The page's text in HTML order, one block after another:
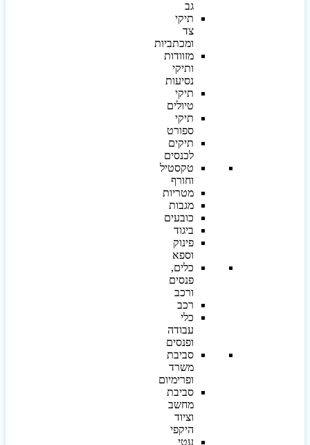
תיקי
ומכתביות
מזוודות
ותיקי
נסיעות
תיקי
טיולים
תיקי
ספורט
תיקים
לכנסים
טקסטיל
וחורף
מטריות
מגבות
כובעים
ביגוד
פינוק
וספא
כלים,
פנסים
ורכב
רכב
כלי
עבודה
ופנסים
סביבת
משרד
ופרימיום
סביבת
מחשב
וציוד
היקפי
עטי